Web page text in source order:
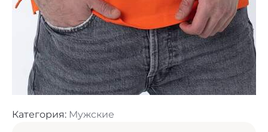
Категория: Мужские